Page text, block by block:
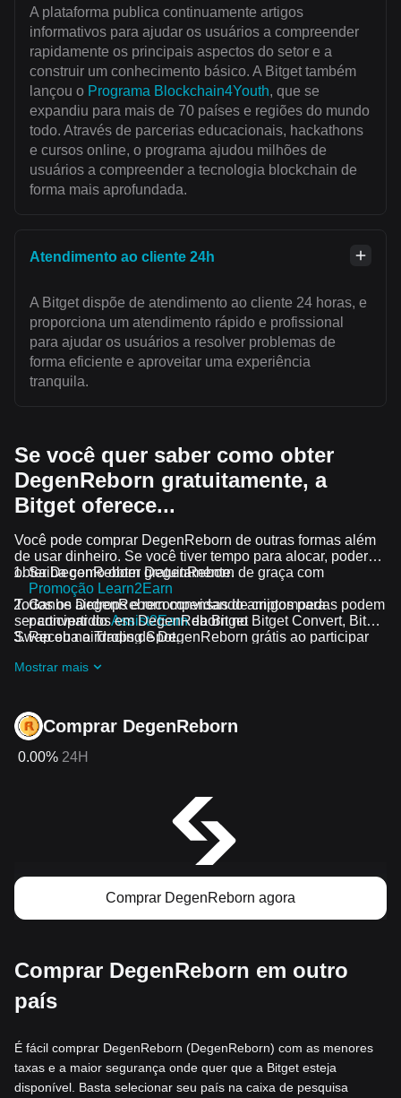
A plataforma publica continuamente artigos
informativos para ajudar os usuários a compreender
rapidamente os principais aspectos do setor e a
construir um conhecimento básico. A Bitget também
lançou o Programa Blockchain4Youth, que se
expandiu para mais de 70 países e regiões do mundo
todo. Através de parcerias educacionais, hackathons
e cursos online, o programa ajudou milhões de
usuários a compreender a tecnologia blockchain de
forma mais aprofundada.
Atendimento ao cliente 24h
A Bitget dispõe de atendimento ao cliente 24 horas, e
proporciona um atendimento rápido e profissional
para ajudar os usuários a resolver problemas de
forma eficiente e aproveitar uma experiência
tranquila.
Se você quer saber como obter
DegenReborn gratuitamente, a
Bitget oferece...
Você pode comprar DegenReborn de outras formas além
de usar dinheiro. Se você tiver tempo para alocar, poderá
obter DegenReborn gratuitamente.
Saiba como obter DegenReborn de graça com
Promoção Learn2Earn
Ganhe DegenReborn convidando amigos para
participar doAssist2Earnda Bitget
Receba airdrops de DegenReborn grátis ao participar
Todos os airdrops e recompensas de criptomoedas podem
ser convertidos em DegenReborn no Bitget Convert, Bitget
Swap ou no Trading Spot.
Mostrar mais
Comprar DegenReborn
0.00% 24H
Comprar DegenReborn agora
Comprar DegenReborn em outro
país
É fácil comprar DegenReborn (DegenReborn) com as menores
taxas e a maior segurança onde quer que a Bitget esteja
disponível. Basta selecionar seu país na caixa de pesquisa